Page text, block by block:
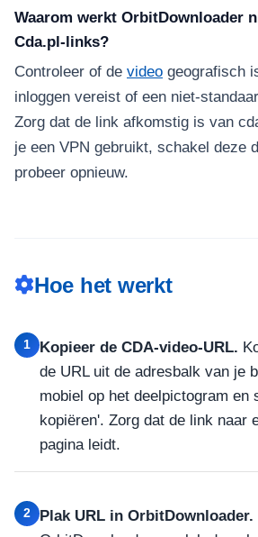
Waarom werkt OrbitDownloader
Cda.pl-links?
Controleer of de video geografisch
inloggen vereist of een niet-
Zorg dat de link afkomstig is van
je een VPN gebruikt, schakel deze
probeer opnieuw.
Hoe het werkt
1 Kopieer de CDA-video-URL.
de URL uit de adresbalk van je
mobiel op het deelpictogram en
kopiëren'. Zorg dat de link naar
pagina leidt.
2 Plak URL in OrbitDownloader.